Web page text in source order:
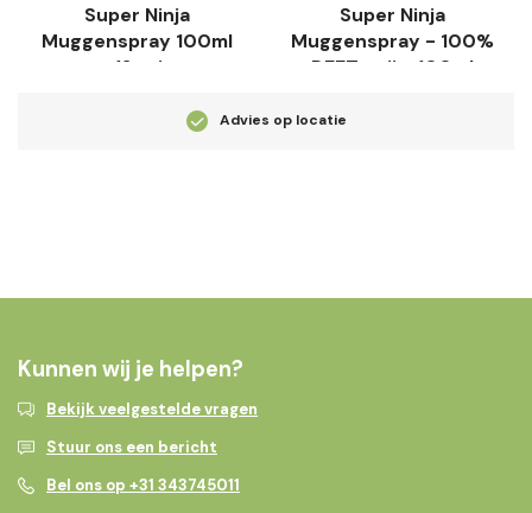
Super Ninja
Muggenspray 100ml
- 12st in
Super Ninja
Muggenspray - 100%
DEET-vrij - 100ml
Advies op locatie
Kunnen wij je helpen?
Bekijk veelgestelde vragen
Stuur ons een bericht
Bel ons op +31 343745011